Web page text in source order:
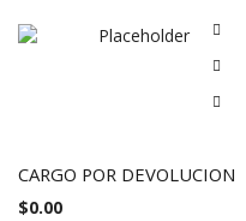
CARGO POR DEVOLUCION
$0.00